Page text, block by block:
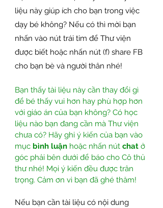
liệu này giúp ích cho bạn trong việc
dạy bé không? Nếu có thì mời bạn
nhấn vào nút trái tim để Thư viện
được biết hoặc nhấn nút (f) share FB
cho bạn bè và người thân nhé!
Bạn thấy tài liệu này cần thay đổi gì
để bé thấy vui hơn hay phù hợp hơn
với giáo án của bạn không? Có học
liệu nào bạn đang cần mà Thư viện
chưa có? Hãy ghi ý kiến của bạn vào
mục bình luận hoặc nhấn nút chat ở
góc phải bên dưới để báo cho Cô thủ
thư nhé! Mọi ý kiến đều được trân
trọng. Cảm ơn vì bạn đã ghé thăm!
Nếu bạn cần tài liệu có nội dung